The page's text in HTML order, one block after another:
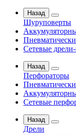
Назад
Шуруповерты
Сетевые
Назад
Перфораторы
Сетевые
Назад
Дрели